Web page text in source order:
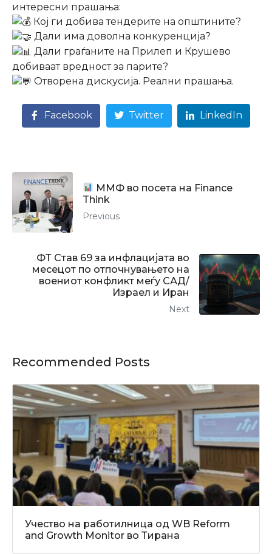
интересни прашања:
Кој ги добива тендерите на општините?
Дали има доволна конкуренција?
Дали граѓаните на Прилеп и Крушево
добиваат вредност за парите?
Отворена дискусија. Реални прашања.
Facebook Twitter LinkedIn
ММФ во посета на Finance
Think
Previous
ФТ Став 69 за инфлацијата во
месецот по отпочнувањето на
воениот конфликт меѓу САД/
Израел и Иран
Next
Recommended Posts
Учество на работилница од WB Reform
and Growth Monitor во Тирана